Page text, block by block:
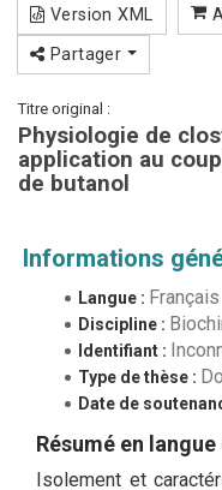
Version XML
Partager
Titre original :
Physiologie de
application au
de butanol
Informations
Langue : Français
Discipline :
Identifiant :
Type de thèse :
Date de
Résumé en
Isolement et